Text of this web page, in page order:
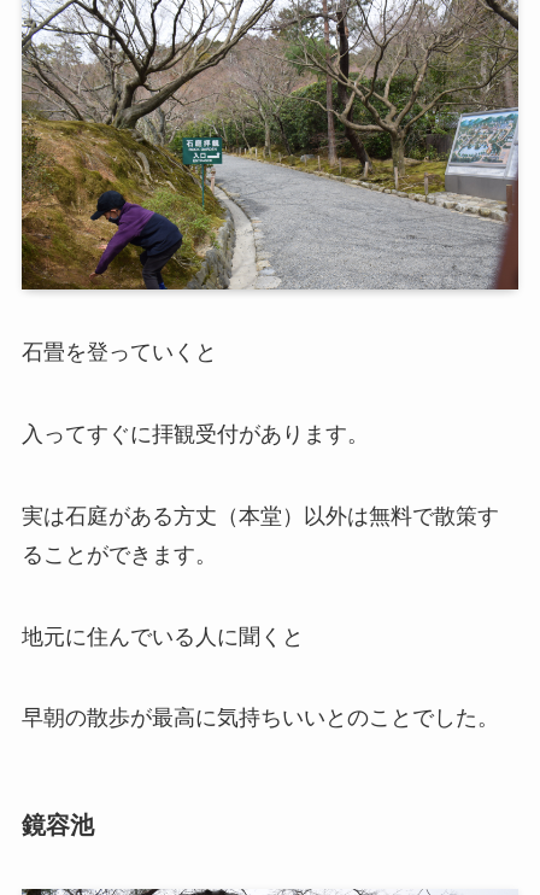
石畳を登っていくと
入ってすぐに拝観受付があります。
実は石庭がある方丈（本堂）以外は無料で散策す
ることができます。
地元に住んでいる人に聞くと
早朝の散歩が最高に気持ちいいとのことでした。
鏡容池